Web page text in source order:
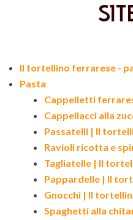
Il tortellino ferrarese -
Pasta
Cappelletti
Cappellacci alla
Passatelli | Il
Ravioli ricotta e
Tagliatelle | Il
Pappardelle | Il
Gnocchi | Il
Spaghetti alla